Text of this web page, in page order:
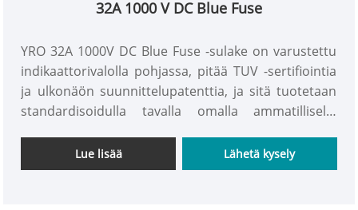
32A 1000 V DC Blue Fuse
YRO 32A 1000V DC Blue Fuse -sulake on varustettu
indikaattorivalolla pohjassa, pitää TUV -sertifiointia
ja ulkonäön suunnittelupatenttia, ja sitä tuotetaan
standardisoidulla tavalla omalla ammatillisella
Lue lisää Lähetä kysely